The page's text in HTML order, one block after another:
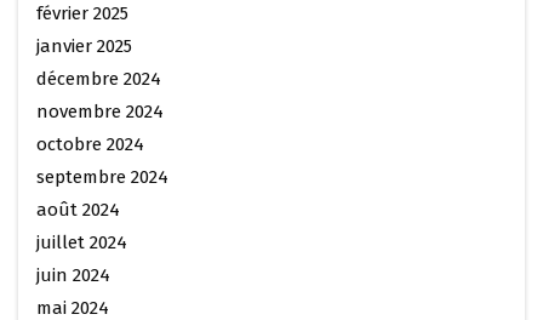
février 2025
janvier 2025
décembre 2024
novembre 2024
octobre 2024
septembre 2024
août 2024
juillet 2024
juin 2024
mai 2024